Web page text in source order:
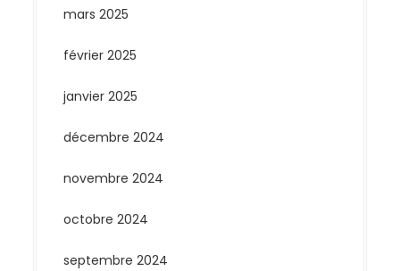
mars 2025
février 2025
janvier 2025
décembre 2024
novembre 2024
octobre 2024
septembre 2024